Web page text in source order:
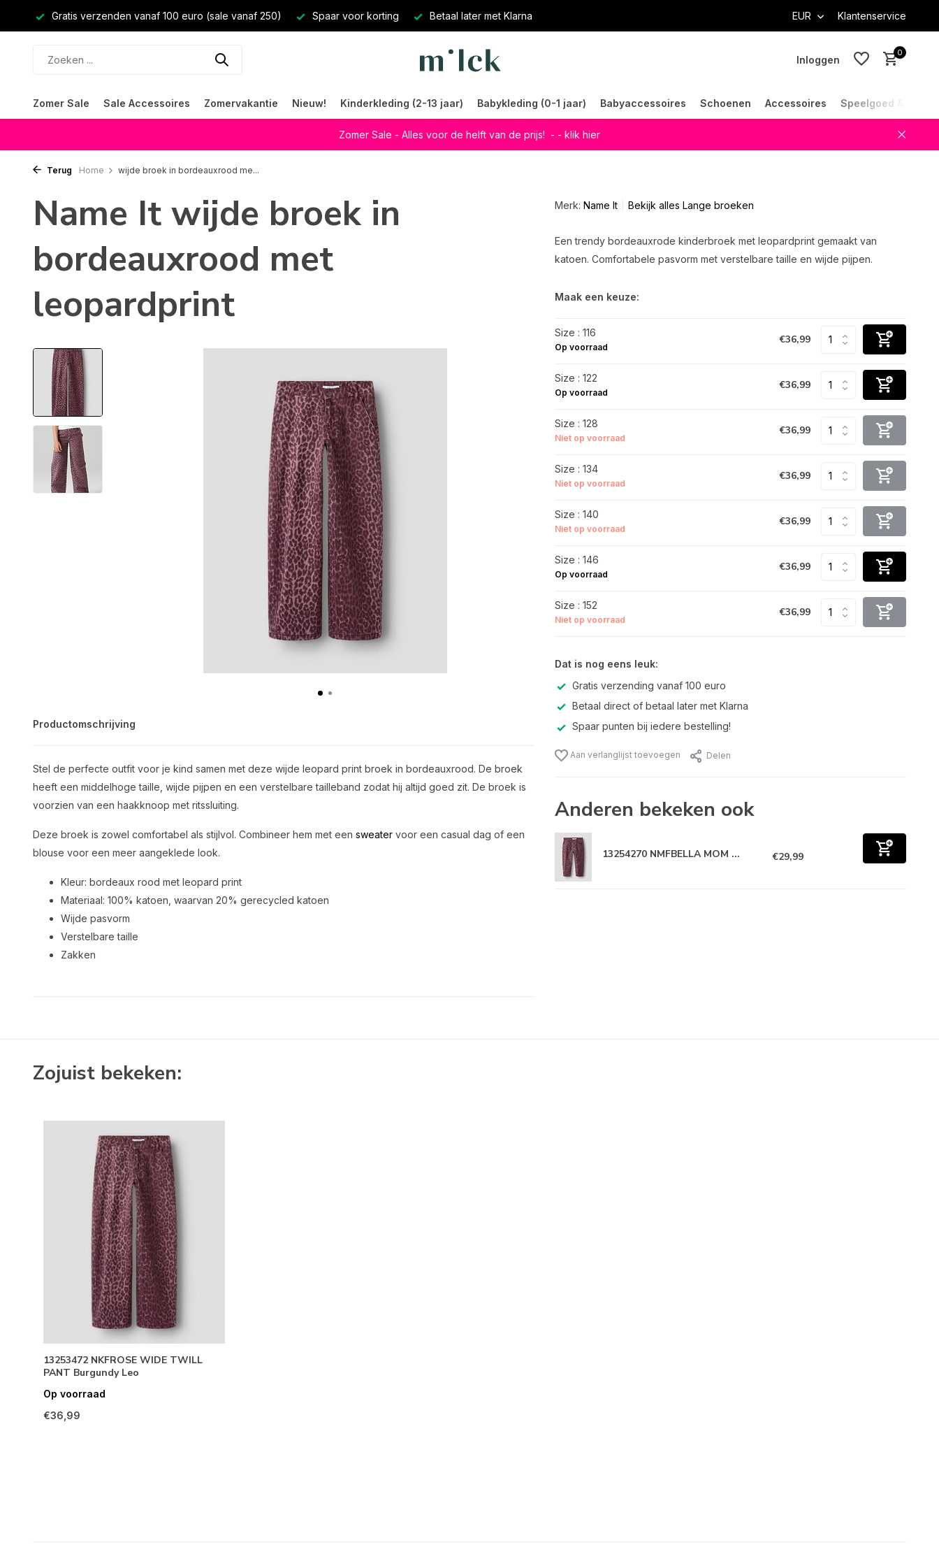
Gratis verzenden vanaf 100 euro (sale vanaf 250) Spaar voor korting Betaal later met Klarna EUR Klantenservice
Inloggen
0
Zomer Sale Sale Accessoires Zomervakantie Nieuw! Kinderkleding (2-13 jaar) Babykleding (0-1 jaar) Babyaccessoires Schoenen Accessoires Speelgoed &
Zomer Sale - Alles voor de helft van de prijs! - - klik hier
Terug Home wijde broek in bordeauxrood me...
Name It wijde broek in
bordeauxrood met
leopardprint
Productomschrijving
Stel de perfecte outfit voor je kind samen met deze wijde leopard print broek in bordeauxrood. De broek
heeft een middelhoge taille, wijde pijpen en een verstelbare tailleband zodat hij altijd goed zit. De broek is
voorzien van een haakknoop met ritssluiting.
Deze broek is zowel comfortabel als stijlvol. Combineer hem met een sweater voor een casual dag of een
blouse voor een meer aangeklede look.
Kleur: bordeaux rood met leopard print
Materiaal: 100% katoen, waarvan 20% gerecycled katoen
Wijde pasvorm
Verstelbare taille
Zakken
Merk: Name It Bekijk alles Lange broeken
Een trendy bordeauxrode kinderbroek met leopardprint gemaakt van
katoen. Comfortabele pasvorm met verstelbare taille en wijde pijpen.
Maak een keuze:
Size : 116
Op voorraad
€36,99
Size : 122
Op voorraad
€36,99
Size : 128
Niet op voorraad
€36,99
Size : 134
Niet op voorraad
€36,99
Size : 140
Niet op voorraad
€36,99
Size : 146
Op voorraad
€36,99
Size : 152
Niet op voorraad
€36,99
Dat is nog eens leuk:
Gratis verzending vanaf 100 euro
Betaal direct of betaal later met Klarna
Spaar punten bij iedere bestelling!
Aan verlanglijst toevoegen Delen
Anderen bekeken ook
13254270 NMFBELLA MOM ... €29,99
Zojuist bekeken:
13253472 NKFROSE WIDE TWILL
PANT Burgundy Leo
Op voorraad
€36,99